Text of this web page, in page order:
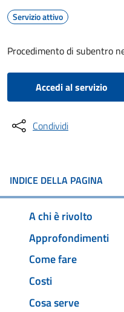
Servizio attivo
Procedimento di subentro
Accedi al servizio
Condividi
INDICE DELLA PAGINA
A chi è rivolto
Approfondimenti
Come fare
Costi
Cosa serve